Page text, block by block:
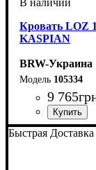
Кровать LOZ
KASPIAN
BRW-Украина
105334
9 765
Быстрая Доставка